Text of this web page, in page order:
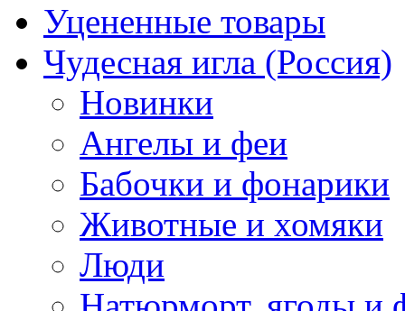
Уцененные товары
Чудесная игла (Россия)
Новинки
Ангелы и феи
Бабочки и фонарики
Животные и хомяки
Люди